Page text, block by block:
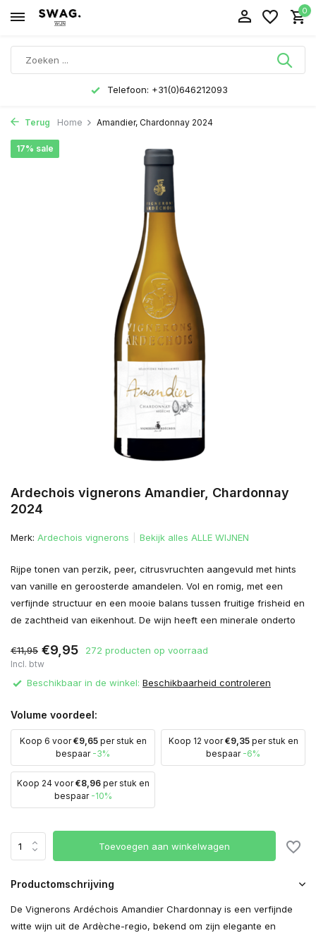
0
Telefoon: +31(0)646212093
Terug Home Amandier, Chardonnay 2024
Ardechois vignerons Amandier, Chardonnay
2024
17% sale
Merk: Ardechois vignerons Bekijk alles ALLE WIJNEN
Rijpe tonen van perzik, peer, citrusvruchten aangevuld met hints
van vanille en geroosterde amandelen. Vol en romig, met een
verfijnde structuur en een mooie balans tussen fruitige frisheid en
de zachtheid van eikenhout. De wijn heeft een minerale onderto
€11,95 €9,95 272 producten op voorraad
Incl. btw
Beschikbaar in de winkel: Beschikbaarheid controleren
Volume voordeel:
Koop 6 voor€9,65per stuk en
bespaar -3%
Koop 12 voor€9,35per stuk en
bespaar -6%
Koop 24 voor€8,96per stuk en
bespaar -10%
Toevoegen aan winkelwagen
Productomschrijving
De Vignerons Ardéchois Amandier Chardonnay is een verfijnde
witte wijn uit de Ardèche-regio, bekend om zijn elegante en